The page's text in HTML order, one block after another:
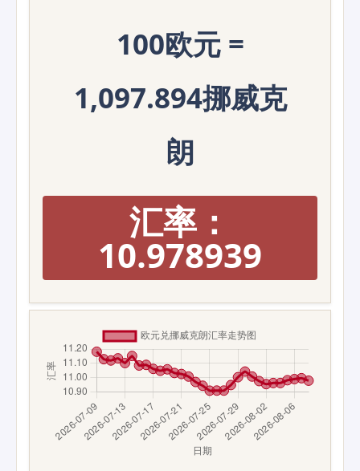
100欧元 =
1,097.894挪威克
朗
汇率：
10.978939